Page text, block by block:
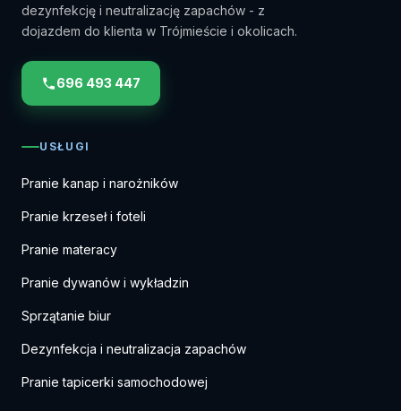
dezynfekcję i neutralizację zapachów - z
dojazdem do klienta w Trójmieście i okolicach.
696 493 447
USŁUGI
Pranie kanap i narożników
Pranie krzeseł i foteli
Pranie materacy
Pranie dywanów i wykładzin
Sprzątanie biur
Dezynfekcja i neutralizacja zapachów
Pranie tapicerki samochodowej